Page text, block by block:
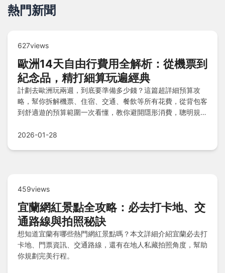
熱門新聞
627views
歐洲14天自由行費用全解析：從機票到
紀念品，精打細算玩遍經典
計劃去歐洲玩兩週，到底要準備多少錢？這篇超詳細預算攻
略，幫你拆解機票、住宿、交通、餐飲等所有花費，從背包客
到舒適遊的預算範圍一次看懂，教你避開隱形消費，聰明規劃
2026-01-28
459views
宜蘭網紅景點全攻略：必去打卡地、交
通路線與拍照秘訣
想知道宜蘭有哪些熱門網紅景點嗎？本文詳細介紹宜蘭必去打
卡地、門票資訊、交通路線，還有在地人私藏拍照角度，幫助
你規劃完美行程。